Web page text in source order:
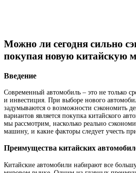
Можно ли сегодня сильно
покупая новую китайскую
Введение
Современный автомобиль – это не только
и инвестиция. При выборе нового
задумываются о возможности сэкономить
вариантов является покупка китайского
мы рассмотрим, насколько реально
машину, и какие факторы следует учесть
Преимущества китайских
Китайские автомобили набирают все